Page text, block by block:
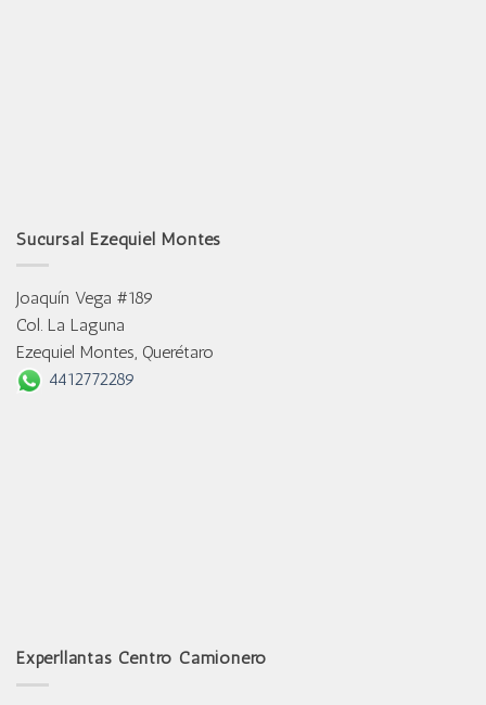
Sucursal Ezequiel Montes
Joaquín Vega #189
Col. La Laguna
Ezequiel Montes, Querétaro
4412772289
Experllantas Centro Camionero